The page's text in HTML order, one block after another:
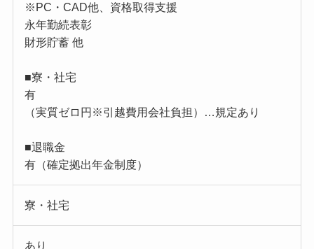
※PC・CAD他、資格取得支援
永年勤続表彰
財形貯蓄 他
■寮・社宅
有
（実質ゼロ円※引越費用会社負担）…規定あり
■退職金
有（確定拠出年金制度）
寮・社宅
あり